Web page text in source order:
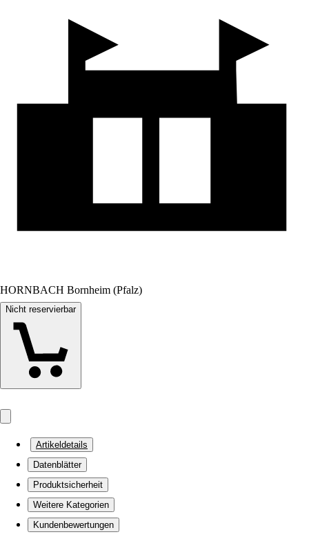
HORNBACH Bornheim (Pfalz)
Nicht reservierbar
Artikeldetails
Datenblätter
Produktsicherheit
Weitere Kategorien
Kundenbewertungen